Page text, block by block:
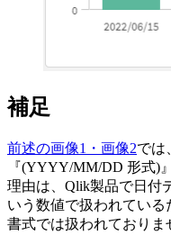
補足
前述の画像1・画像2では
『(YYYY/MM/DD 形式)
理由は、Qlik製品で日付
いう数値で扱われてい
書式では扱われておりま